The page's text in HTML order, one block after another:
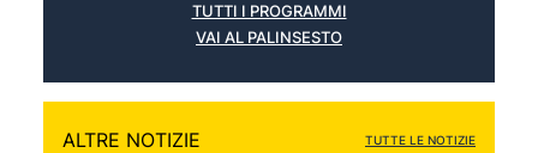
TUTTI I PROGRAMMI
VAI AL PALINSESTO
ALTRE NOTIZIE TUTTE LE NOTIZIE